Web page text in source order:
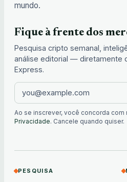
mundo.
Fique à frente dos
Pesquisa cripto semanal,
análise editorial — diretamente
Express.
Ao se inscrever, você concorda com
Privacidade. Cancele quando quiser.
PESQUISA